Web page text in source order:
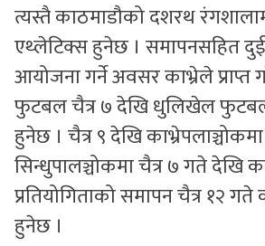
त्यस्तै काठमाडौको दशरथ
एथ्लेटिक्स हुनेछ । समापनसहित
आयोजना गर्ने अवसर काभ्रेले प्राप्त
फुटबल चैत्र ७ देखि धुलिखेल
हुनेछ । चैत्र ९ देखि
सिन्धुपालञ्चोकमा चैत्र ७ गते देखि
प्रतियोगिताको समापन चैत्र १२ गते
हुनेछ ।